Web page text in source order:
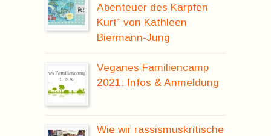
Abenteuer des Karpfen
Kurt” von Kathleen
Biermann-Jung
Veganes Familiencamp
2021: Infos & Anmeldung
Wie wir rassismuskritische